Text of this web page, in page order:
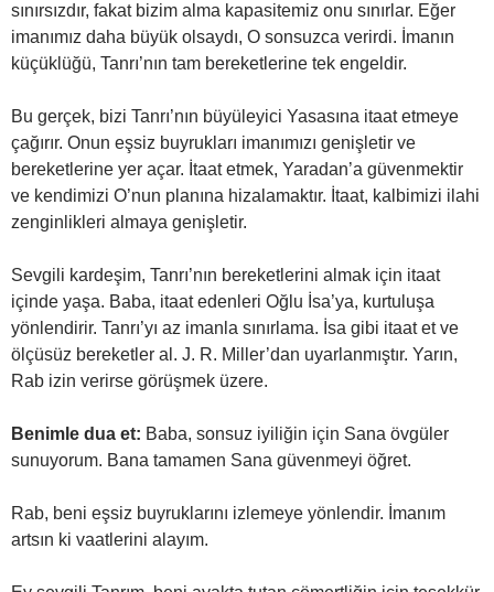
sınırsızdır, fakat bizim alma kapasitemiz onu sınırlar. Eğer
imanımız daha büyük olsaydı, O sonsuzca verirdi. İmanın
küçüklüğü, Tanrı’nın tam bereketlerine tek engeldir.
Bu gerçek, bizi Tanrı’nın büyüleyici Yasasına itaat etmeye
çağırır. Onun eşsiz buyrukları imanımızı genişletir ve
bereketlerine yer açar. İtaat etmek, Yaradan’a güvenmektir
ve kendimizi O’nun planına hizalamaktır. İtaat, kalbimizi ilahi
zenginlikleri almaya genişletir.
Sevgili kardeşim, Tanrı’nın bereketlerini almak için itaat
içinde yaşa. Baba, itaat edenleri Oğlu İsa’ya, kurtuluşa
yönlendirir. Tanrı’yı az imanla sınırlama. İsa gibi itaat et ve
ölçüsüz bereketler al. J. R. Miller’dan uyarlanmıştır. Yarın,
Rab izin verirse görüşmek üzere.
Benimle dua et: Baba, sonsuz iyiliğin için Sana övgüler
sunuyorum. Bana tamamen Sana güvenmeyi öğret.
Rab, beni eşsiz buyruklarını izlemeye yönlendir. İmanım
artsın ki vaatlerini alayım.